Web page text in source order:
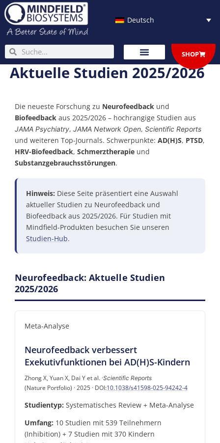
Zum
Inhalt
springen
Deutsch
SucheSuche SHOP
Aktuelle Studien 2025/2026
Die neueste Forschung zu Neurofeedbackund
Biofeedbackaus 2025/2026 – hochrangige Studien aus
JAMA Psychiatry, JAMA Network Open, Scientific Reports
und weiteren Top-Journals. Schwerpunkte: AD(H)S, PTSD,
HRV-Biofeedback, Schmerztherapieund
Substanzgebrauchsstörungen.
Hinweis: Diese Seite präsentiert eine Auswahl
aktueller Studien zu Neurofeedback und
Biofeedback aus 2025/2026. Für Studien mit
Mindfield-Produkten besuchen Sie unseren
Studien-Hub.
Neurofeedback: Aktuelle Studien
2025/2026
Meta-Analyse
Neurofeedback verbessert
Exekutivfunktionen bei AD(H)S-Kindern
Zhong X, Yuan X, Dai Y et al. ·Scientific Reports
(Nature Portfolio) · 2025 · DOI:10.1038/s41598-025-94242-4
Studientyp: Systematisches Review + Meta-Analyse
Umfang: 10 Studien mit 539 Teilnehmern
(Inhibition) + 7 Studien mit 370 Kindern